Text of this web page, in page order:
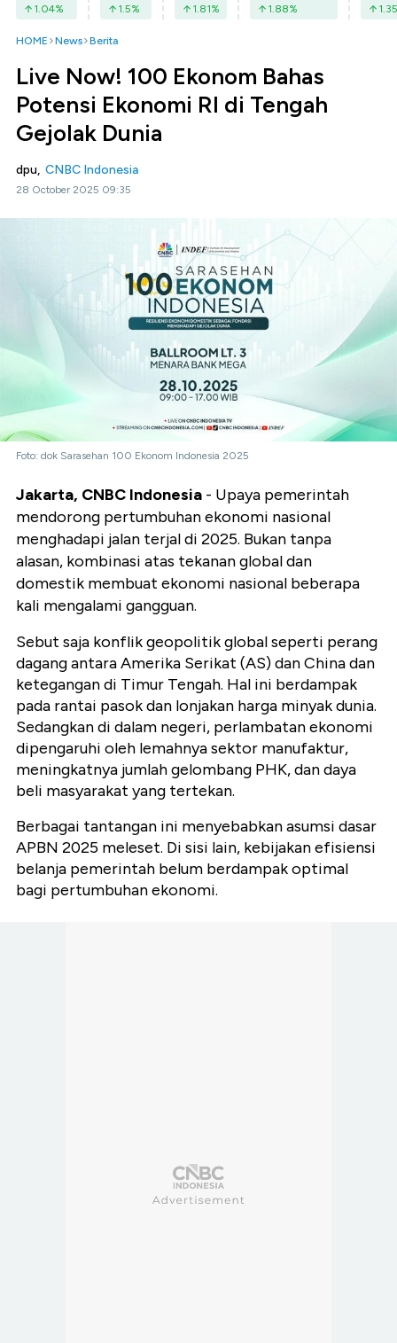
1.04% 1.5% 1.81% 1.88% 1.35
HOME News Berita
Live Now! 100 Ekonom Bahas
Potensi Ekonomi RI di Tengah
Gejolak Dunia
dpu, CNBC Indonesia
28 October 2025 09:35
Foto: dok Sarasehan 100 Ekonom Indonesia 2025
Jakarta, CNBC Indonesia - Upaya pemerintah
mendorong pertumbuhan ekonomi nasional
menghadapi jalan terjal di 2025. Bukan tanpa
alasan, kombinasi atas tekanan global dan
domestik membuat ekonomi nasional beberapa
kali mengalami gangguan.
Sebut saja konflik geopolitik global seperti perang
dagang antara Amerika Serikat (AS) dan China dan
ketegangan di Timur Tengah. Hal ini berdampak
pada rantai pasok dan lonjakan harga minyak dunia.
Sedangkan di dalam negeri, perlambatan ekonomi
dipengaruhi oleh lemahnya sektor manufaktur,
meningkatnya jumlah gelombang PHK, dan daya
beli masyarakat yang tertekan.
Berbagai tantangan ini menyebabkan asumsi dasar
APBN 2025 meleset. Di sisi lain, kebijakan efisiensi
belanja pemerintah belum berdampak optimal
bagi pertumbuhan ekonomi.